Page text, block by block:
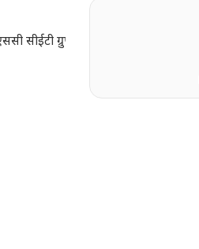
सीईटी ग्रुप सी 2023 परीक्षा ति...